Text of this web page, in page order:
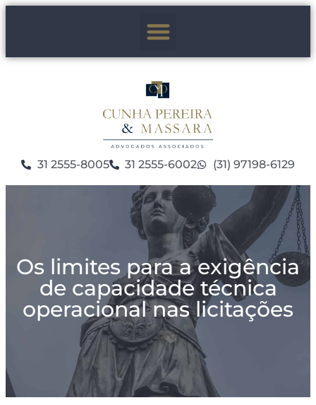
31 2555-8005 31 2555-6002 (31) 97198-6129
Os limites para a exigência
de capacidade técnica
operacional nas licitações